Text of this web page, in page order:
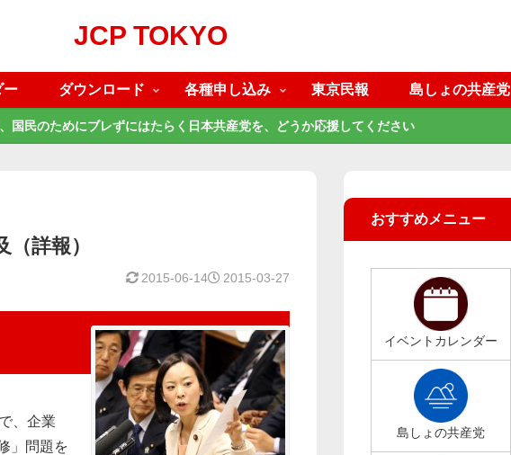
JCP TOKYO
ー ダウンロード 各種申し込み 東京民報 島しょの共産党
国民のためにブレずにはたらく日本共産党を、どうか応援してください
詳報）
2015-03-27
2015-06-14
、企業
」問題を
おすすめメニュー
イベントカレンダー
島しょの共産党